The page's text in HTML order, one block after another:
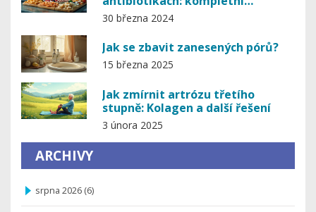
průvodce
30 března 2024
Jak se zbavit zanesených pórů?
15 března 2025
Jak zmírnit artrózu třetího
stupně: Kolagen a další řešení
3 února 2025
ARCHIVY
srpna 2026 (6)